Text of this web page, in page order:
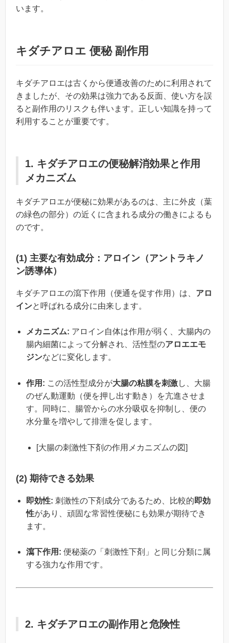
います。
キダチアロエ 便秘 副作用
キダチアロエは古くから便通改善のために利用されて
きましたが、その効果は強力である反面、使い方を誤
ると副作用のリスクも伴います。正しい知識を持って
利用することが重要です。
1. キダチアロエの便秘解消効果と作用
メカニズム
キダチアロエが便秘に効果があるのは、主に外皮（葉
の緑色の部分）の近くに含まれる成分の働きによるも
のです。
(1) 主要な有効成分：アロイン（アントラキノ
ン誘導体）
キダチアロエの瀉下作用（便通を促す作用）は、 アロ
インと呼ばれる成分に由来します。
メカニズム: アロイン自体は作用が弱く、大腸内の
腸内細菌によって分解され、活性型のアロエエモ
ジンなどに変化します。
作用: この活性型成分が大腸の粘膜を刺激し、大腸
のぜん動運動（便を押し出す動き）を亢進させま
す。同時に、腸管からの水分吸収を抑制し、便の
水分量を増やして排泄を促します。
[大腸の刺激性下剤の作用メカニズムの図]
(2) 期待できる効果
即効性: 刺激性の下剤成分であるため、比較的 即効
性があり、頑固な常習性便秘にも効果が期待でき
ます。
瀉下作用: 便秘薬の「刺激性下剤」と同じ分類に属
する強力な作用です。
2. キダチアロエの副作用と危険性